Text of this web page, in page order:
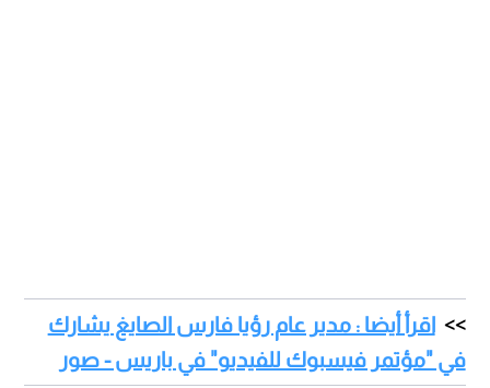
اقرأ أيضا : مدير عام رؤيا فارس الصايغ يشارك
في "مؤتمر فيسبوك للفيديو" في باريس - صور